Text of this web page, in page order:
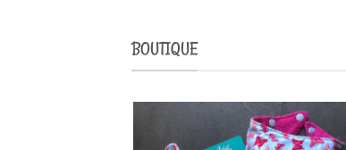
BOUTIQUE